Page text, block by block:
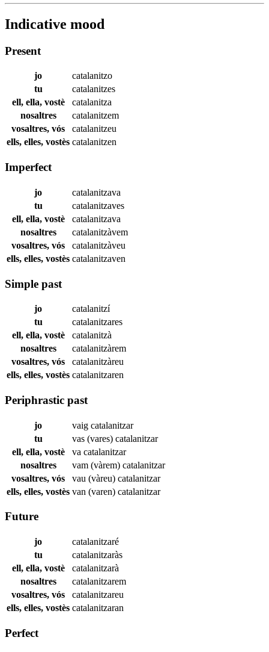
Indicative mood
Present
jo
catalanitzo
tu
catalanitzes
ell, ella, vostè
catalanitza
nosaltres
catalanitzem
vosaltres, vós
catalanitzeu
ells, elles, vostès catalanitzen
Imperfect
jo
catalanitzava
tu
catalanitzaves
ell, ella, vostè
catalanitzava
nosaltres
catalanitzàvem
vosaltres, vós
catalanitzàveu
ells, elles, vostès catalanitzaven
Simple past
jo
catalanitzí
tu
catalanitzares
ell, ella, vostè
catalanitzà
nosaltres
catalanitzàrem
vosaltres, vós
catalanitzàreu
ells, elles, vostès catalanitzaren
Periphrastic past
jo vaig catalanitzar
tu
vas (vares) catalanitzar
ell, ella, vostè
va catalanitzar
nosaltres
vam (vàrem) catalanitzar
vosaltres, vós
vau (vàreu) catalanitzar
ells, elles, vostès van (varen) catalanitzar
Future
jo
catalanitzaré
tu
catalanitzaràs
ell, ella, vostè
catalanitzarà
nosaltres
catalanitzarem
vosaltres, vós
catalanitzareu
ells, elles, vostès catalanitzaran
Perfect